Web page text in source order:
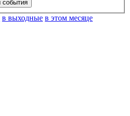
в выходные в этом месяце